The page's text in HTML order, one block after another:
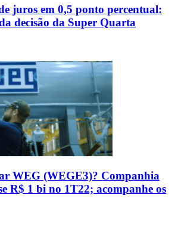
juros em 0,5 ponto percentual:
decisão da Super Quarta
WEG (WEGE3)? Companhia
R$ 1 bi no 1T22; acompanhe os